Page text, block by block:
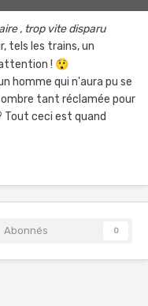
, trop vite disparu
tels les trains, un
! 😲
homme qui n'aura pu se
tant réclamée pour
Tout ceci est quand
Abonnés 0